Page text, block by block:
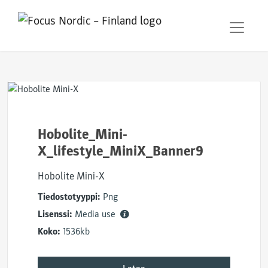
Hobolite_Mini-
X_lifestyle_MiniX_Banner9
Hobolite Mini-X
Tiedostotyyppi: Png
Lisenssi: Media use
Koko: 1536kb